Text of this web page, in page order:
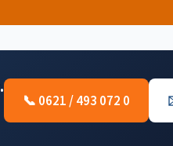
📞 0621 / 493 072 0